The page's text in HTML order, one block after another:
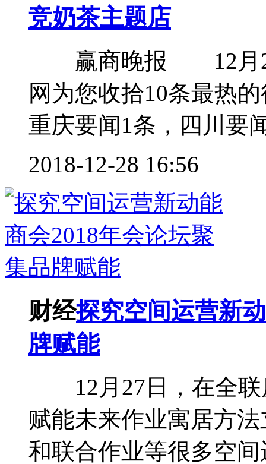
竞奶茶主题店
赢商晚报 12月28
网为您收拾10条最热
重庆要闻1条，四川要
2018-12-28 16:56
财经探究空间运营新
牌赋能
12月27日，在全联
赋能未来作业寓居方
和联合作业等很多空间